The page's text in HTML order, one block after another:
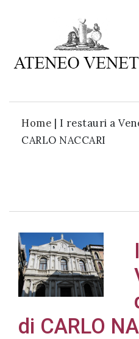
Home | I restauri a
CARLO NACCARI
di CARLO
Ateneo
è
cultura